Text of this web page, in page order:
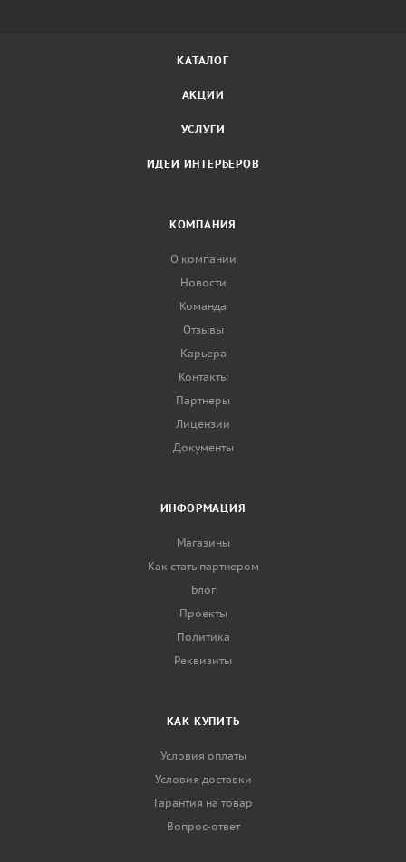
КАТАЛОГ
АКЦИИ
УСЛУГИ
ИДЕИ ИНТЕРЬЕРОВ
КОМПАНИЯ
О компании
Новости
Команда
Отзывы
Карьера
Контакты
Партнеры
Лицензии
Документы
ИНФОРМАЦИЯ
Магазины
Как стать партнером
Блог
Проекты
Политика
Реквизиты
КАК КУПИТЬ
Условия оплаты
Условия доставки
Гарантия на товар
Вопрос-ответ